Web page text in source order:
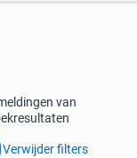
van
Verwijder filters